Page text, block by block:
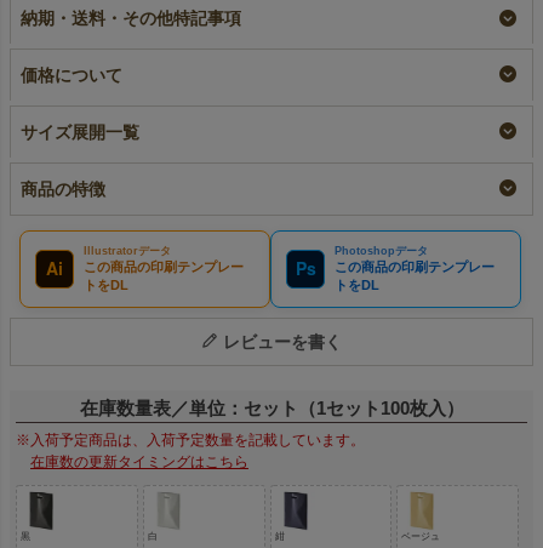
¥ 7,150税込 〜
¥1,639
（1000枚以上専用）
納期・送料・その他特記事項
価格について
サイズ展開一覧
商品の特徴
Ai
Illustratorデータ
この商品の印刷テンプレー
トをDL
Ps
Photoshopデータ
この商品の印刷テンプレー
トをDL
レビューを書く
在庫数量表／単位：セット（1セット100枚入）
※入荷予定商品は、入荷予定数量を記載しています。
在庫数の更新タイミングはこちら
黒 白 紺 ベージュ